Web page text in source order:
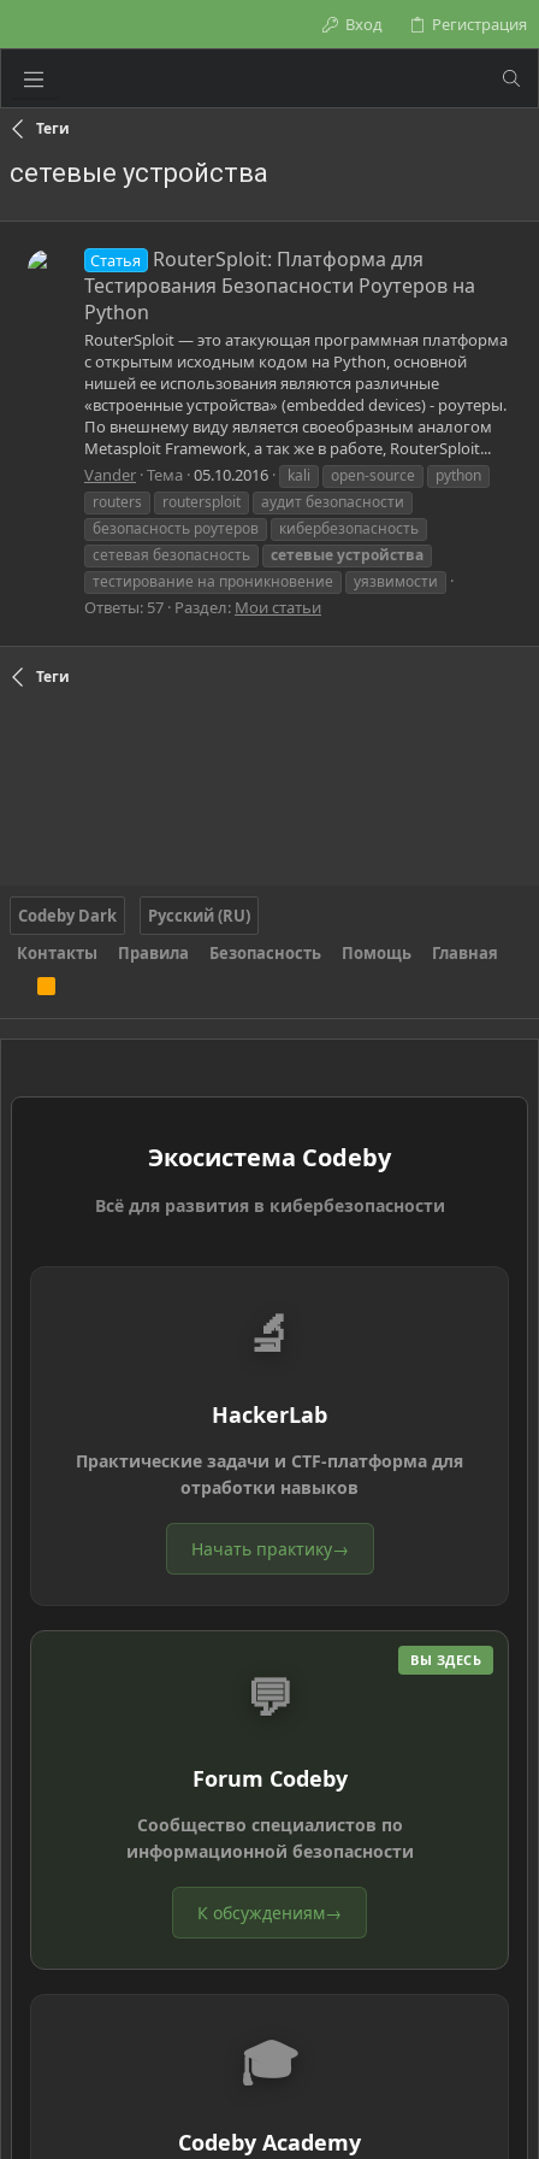
Вход Регистрация
Теги
сетевые устройства
Статья
RouterSploit: Платформа для
Тестирования Безопасности Роутеров на
Python
RouterSploit — это атакующая программная платформа
с открытым исходным кодом на Python, основной
нишей ее использования являются различные
«встроенные устройства» (embedded devices) - роутеры.
По внешнему виду является своеобразным аналогом
Metasploit Framework, а так же в работе, RouterSploit...
Vander Тема 05.10.2016 kali open-source
python
routers
routersploit
аудит безопасности
безопасность роутеров
кибербезопасность
сетевая безопасность
сетевыеустройства
тестирование на проникновение
уязвимости
Ответы: 57 Раздел: Мои статьи
Теги
Codeby Dark
Русский (RU)
Контакты
Правила Безопасность Помощь Главная
S
Экосистема Codeby
Всё для развития в кибербезопасности
🔬
HackerLab
Практические задачи и CTF-платформа для
отработки навыков
Начать практику→
ВЫ ЗДЕСЬ
💬
Forum Codeby
Сообщество специалистов по
информационной безопасности
К обсуждениям→
🎓
Codeby Academy